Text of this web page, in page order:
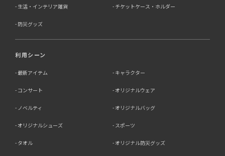
生活・インテリア雑貨 チケットケース・ホルダー
防災グッズ
利用シーン
最新アイテム キャラクター
コンサート オリジナルウェア
ノベルティ オリジナルバッグ
オリジナルシューズ スポーツ
タオル オリジナル防災グッズ